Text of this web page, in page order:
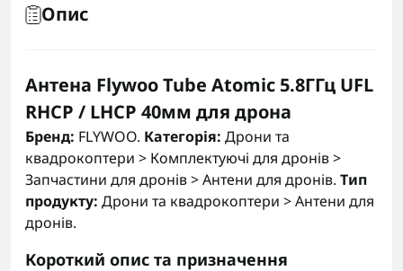
Опис
Антена Flywoo Tube Atomic 5.8ГГц UFL
RHCP / LHCP 40мм для дрона
Бренд: FLYWOO. Категорія: Дрони та
квадрокоптери > Комплектуючі для дронів >
Запчастини для дронів > Антени для дронів. Тип
продукту: Дрони та квадрокоптери > Антени для
дронів.
Короткий опис та призначення